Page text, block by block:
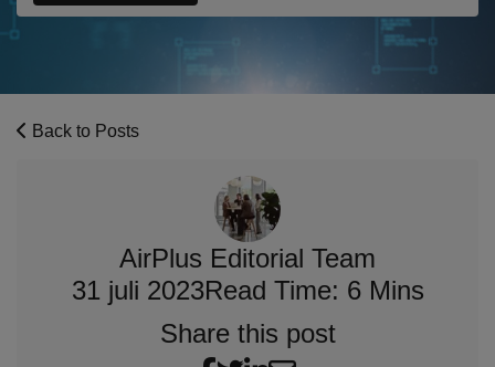
Back to Posts
AirPlus Editorial Team
31 juli 2023Read Time: 6 Mins
Share this post